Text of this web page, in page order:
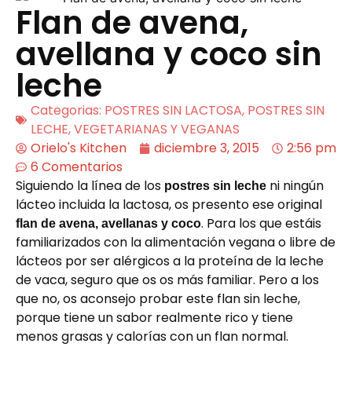
Flan de avena,
avellana y coco sin
leche
Categorias: POSTRES SIN LACTOSA, POSTRES SIN
LECHE,VEGETARIANAS Y VEGANAS
Orielo's Kitchen
diciembre 3, 2015
2:56 pm
6 Comentarios
Siguiendo la línea de los postres sin leche ni ningún
lácteo incluida la lactosa, os presento ese original
flan de avena, avellanas y coco. Para los que estáis
familiarizados con la alimentación vegana o libre de
lácteos por ser alérgicos a la proteína de la leche
de vaca, seguro que os os más familiar. Pero a los
que no, os aconsejo probar este flan sin leche,
porque tiene un sabor realmente rico y tiene
menos grasas y calorías con un flan normal.